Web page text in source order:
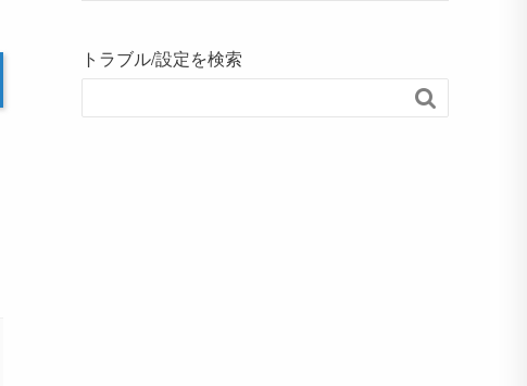
トラブル/設定を検索
